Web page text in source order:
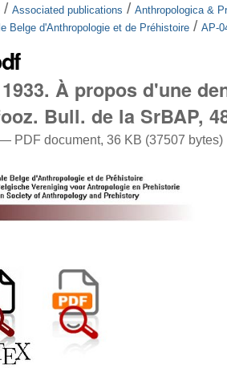
/ Associated publications / Anthropologica &
Belge d'Anthropologie et de Préhistoire / AP-
À propos d'une
Bull. de la SrBAP,
PDF document, 36 KB (37507 bytes)